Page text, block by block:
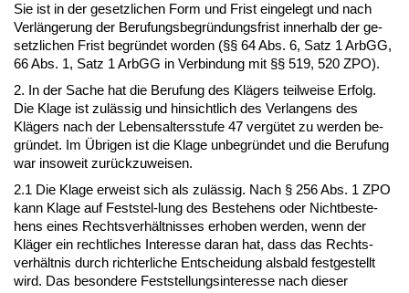
Sie ist in der ge­setz­li­chen Form und Frist ein­ge­legt und nach
Verlänge­rung der Be­ru­fungs­be­gründungs­frist in­ner­halb der ge­
setz­li­chen Frist be­gründet wor­den (§§ 64 Abs. 6, Satz 1 ArbGG,
66 Abs. 1, Satz 1 ArbGG in Ver­bin­dung mit §§ 519, 520 ZPO).
2. In der Sa­che hat die Be­ru­fung des Klägers teil­wei­se Er­folg.
Die Kla­ge ist zulässig und hin­sicht­lich des Ver­lan­gens des
Klägers nach der Le­bens­al­ters­stu­fe 47 vergütet zu wer­den be­
gründet. Im Übri­gen ist die Kla­ge un­be­gründet und die Be­ru­fung
war in­so­weit zurück­zu­wei­sen.
2.1 Die Kla­ge er­weist sich als zulässig. Nach § 256 Abs. 1 ZPO
kann Kla­ge auf Fest­s­tel-lung des Be­ste­hens oder Nicht­be­ste­
hens ei­nes Rechts­verhält­nis­ses er­ho­ben wer­den, wenn der
Kläger ein recht­li­ches In­ter­es­se dar­an hat, dass das Rechts­
verhält­nis durch rich­ter­li­che Ent­schei­dung als­bald fest­ge­stellt
wird. Das be­son­de­re Fest­stel­lungs­in­ter­es­se nach die­ser